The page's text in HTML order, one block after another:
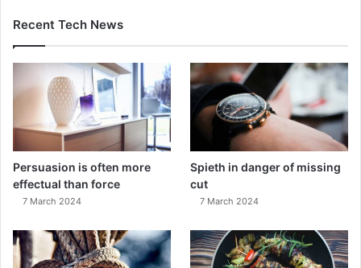
Recent Tech News
Persuasion is often more
effectual than force
7 March 2024
Spieth in danger of missing
cut
7 March 2024